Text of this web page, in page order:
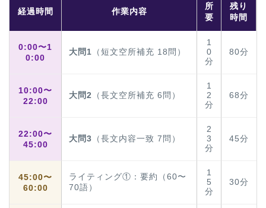
経過時間 作業内容
所
要
残り
時間
0:00〜1
0:00
大問1 （短文空所補充 18問）
1
0
分
80分
10:00〜
22:00
大問2 （長文空所補充 6問）
1
2
分
68分
22:00〜
45:00
大問3 （長文内容一致 7問）
2
3
分
45分
45:00〜
60:00
ライティング①：要約（60〜
70語）
1
5
分
30分